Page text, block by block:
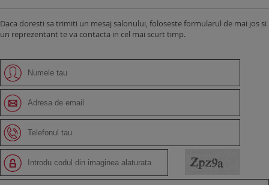
Daca doresti sa trimiti un mesaj salonului, foloseste formularul de mai jos si
un reprezentant te va contacta in cel mai scurt timp.